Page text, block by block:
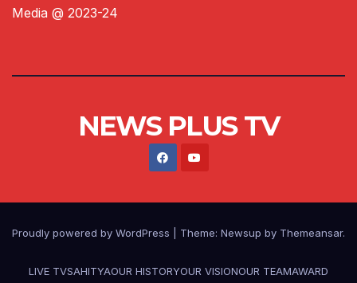
Media @ 2023-24
NEWS PLUS TV
Proudly powered by WordPress Theme: Newsup by Themeansar.
LIVE TVSAHITYAOUR HISTORYOUR VISIONOUR TEAMAWARD